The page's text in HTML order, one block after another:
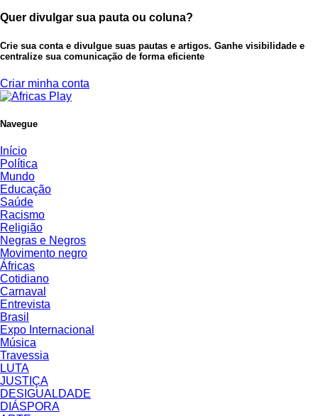
Quer divulgar sua pauta ou coluna?
Crie sua conta e divulgue suas pautas e artigos. Ganhe visibilidade e
centralize sua comunicação de forma eficiente
Criar minha conta
Navegue
Início
Política
Mundo
Educação
Saúde
Racismo
Religião
Negras e Negros
Movimento negro
Áfricas
Cotidiano
Carnaval
Entrevista
Brasil
Expo Internacional
Música
Travessia
LUTA
JUSTIÇA
DESIGUALDADE
DIÁSPORA